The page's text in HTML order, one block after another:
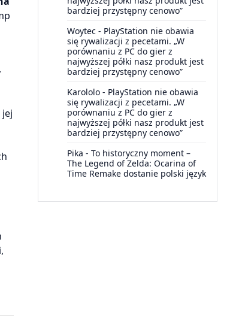
bardziej przystępny cenowo”
Woytec - PlayStation nie obawia
się rywalizacji z pecetami. „W
porównaniu z PC do gier z
najwyższej półki nasz produkt jest
bardziej przystępny cenowo”
Karololo - PlayStation nie obawia
się rywalizacji z pecetami. „W
porównaniu z PC do gier z
najwyższej półki nasz produkt jest
bardziej przystępny cenowo”
Pika - To historyczny moment –
The Legend of Zelda: Ocarina of
Time Remake dostanie polski język